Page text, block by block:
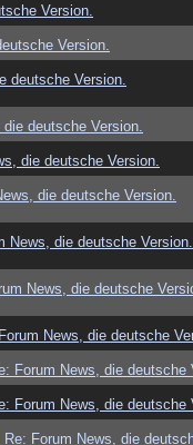
Version.
Version.
deutsche Version.
deutsche Version.
die deutsche Version.
die deutsche Version.
News, die deutsche Version.
News, die deutsche
News, die deutsche
Forum News, die deutsche
Forum News, die deutsche
Re: Forum News, die